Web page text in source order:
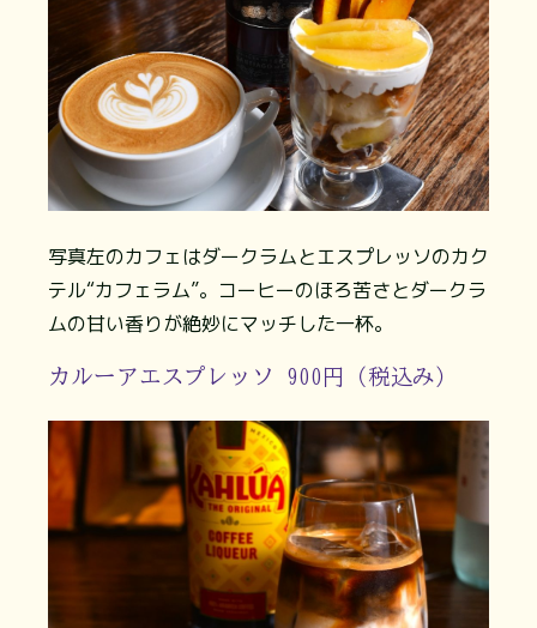
写真左のカフェはダークラムとエスプレッソのカク
テル“カフェラム”。コーヒーのほろ苦さとダークラ
ムの甘い香りが絶妙にマッチした一杯。
カルーアエスプレッソ 900円（税込み）